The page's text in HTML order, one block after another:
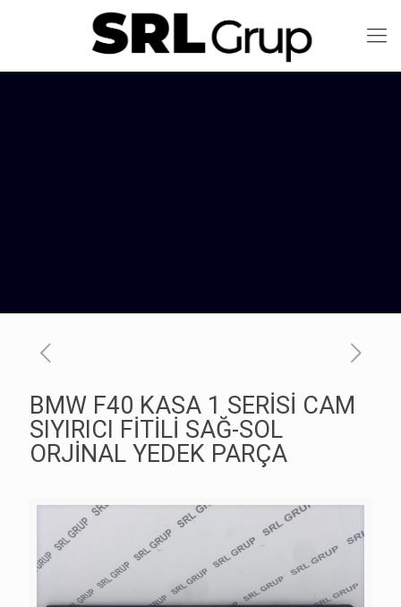
BMW F40 KASA 1 SERİSİ CAM
SIYIRICI FİTİLİ SAĞ-SOL
ORJİNAL YEDEK PARÇA